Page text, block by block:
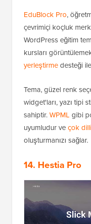
EduBlock Pro,
çevrimiçi koçluk
WordPress eğitim
kursları
yerleştirmedesteği
Tema, güzel renk
widget'ları, yazı tipi
sahiptir.WPML gibi
uyumludur veçok
oluşturmanızı sağlar.
14. Hestia Pro